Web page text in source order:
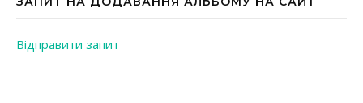
Відправити запит